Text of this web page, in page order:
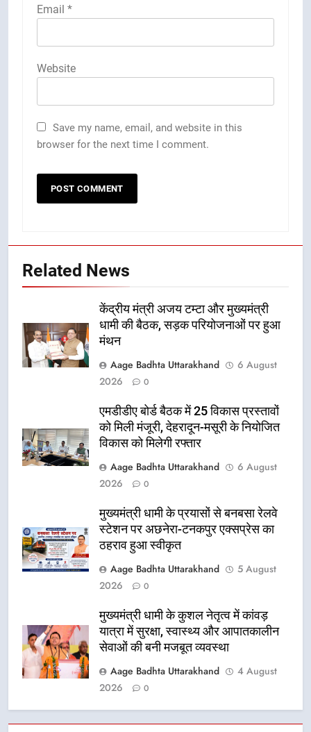
Email *
Website
Save my name, email, and website in this
browser for the next time I comment.
Related News
केंद्रीय मंत्री अजय टम्टा और मुख्यमंत्री
धामी की बैठक, सड़क परियोजनाओं पर हुआ
मंथन
Aage Badhta Uttarakhand
6 August
2026
0
एमडीडीए बोर्ड बैठक में 25 विकास प्रस्तावों
को मिली मंजूरी, देहरादून-मसूरी के नियोजित
विकास को मिलेगी रफ्तार
Aage Badhta Uttarakhand
6 August
2026
0
मुख्यमंत्री धामी के प्रयासों से बनबसा रेलवे
स्टेशन पर अछनेरा-टनकपुर एक्सप्रेस का
ठहराव हुआ स्वीकृत
Aage Badhta Uttarakhand
5 August
2026
0
मुख्यमंत्री धामी के कुशल नेतृत्व में कांवड़
यात्रा में सुरक्षा, स्वास्थ्य और आपातकालीन
सेवाओं की बनी मजबूत व्यवस्था
Aage Badhta Uttarakhand
4 August
2026
0